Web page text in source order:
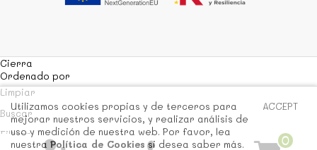
0
ACCEPT
Utilizamos cookies propias y de terceros para
mejorar nuestros servicios, y realizar análisis de
uso y medición de nuestra web. Por favor, lea
nuestra Política de Cookies si desea saber más.
Cierra
Ordenado por
Limpiar
Buscar
Filtrar